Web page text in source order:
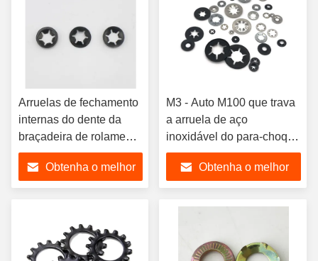
Arruelas de fechamento
internas do dente da
braçadeira de rolamento
da arruela de
fechamento da estrela
M12
Obtenha o melhor
M3 - Auto M100 que trava
a arruela de aço
inoxidável do para-choque
da abóbada da arruela de
fechamento da estrela
Obtenha o melhor